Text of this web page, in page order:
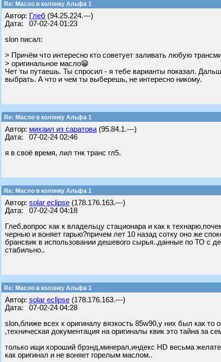
Re: Масло в колонку Альфа 1
Автор: Глеб (94.25.224.---)
Дата: 07-02-24 01:23
slon писал:
> Причём что интересно кто советует заливать любую
> оригинальное масло😁
Чет ты путаешь. Ты спросил - я тебе варианты показал.
выбрать. А что и чем ты выберешь, не интересно никому.
Re: Масло в колонку Альфа 1
Автор: михаил из саратова (95.84.1.---)
Дата: 07-02-24 02:46
я в своё время, лил тнк транс гл5.
Re: Масло в колонку Альфа 1
Автор: solar eclipse (178.176.163.---)
Дата: 07-02-24 04:18
Глеб,вопрос как к владельцу стационара и как к
чернью и воняет гарью?причем лет 10 назад сотку оно же
брансвик в использовании дешевого сырья..данные по ТО с
стабильно..
Re: Масло в колонку Альфа 1
Автор: solar eclipse (178.176.163.---)
Дата: 07-02-24 04:28
slon,ближе всех к оригиналу вязкость 85w90,у них был как то
,техническая документация на оригиналы квик это тайна за
только ищи хороший брэнд,минерал,индекс HD весьма
как оригинал и не воняет горелым маслом..